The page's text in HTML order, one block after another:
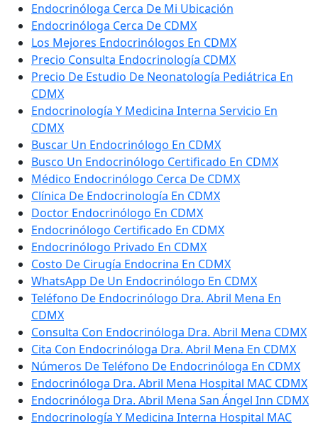
Endocrinóloga Cerca De Mi Ubicación
Endocrinóloga Cerca De CDMX
Los Mejores Endocrinólogos En CDMX
Precio Consulta Endocrinología CDMX
Precio De Estudio De Neonatología Pediátrica En
CDMX
Endocrinología Y Medicina Interna Servicio En
CDMX
Buscar Un Endocrinólogo En CDMX
Busco Un Endocrinólogo Certificado En CDMX
Médico Endocrinólogo Cerca De CDMX
Clínica De Endocrinología En CDMX
Doctor Endocrinólogo En CDMX
Endocrinólogo Certificado En CDMX
Endocrinólogo Privado En CDMX
Costo De Cirugía Endocrina En CDMX
WhatsApp De Un Endocrinólogo En CDMX
Teléfono De Endocrinólogo Dra. Abril Mena En
CDMX
Consulta Con Endocrinóloga Dra. Abril Mena CDMX
Cita Con Endocrinóloga Dra. Abril Mena En CDMX
Números De Teléfono De Endocrinóloga En CDMX
Endocrinóloga Dra. Abril Mena Hospital MAC CDMX
Endocrinóloga Dra. Abril Mena San Ángel Inn CDMX
Endocrinología Y Medicina Interna Hospital MAC